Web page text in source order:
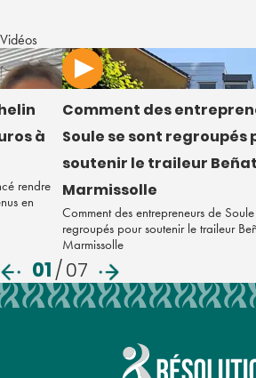
Vidéos
à
rendre
en
Comment des
Soule se sont regroupés
soutenir le traileur Beñat
Marmissolle
Comment des entrepreneurs de
regroupés pour soutenir le traileur
Marmissolle
01/07